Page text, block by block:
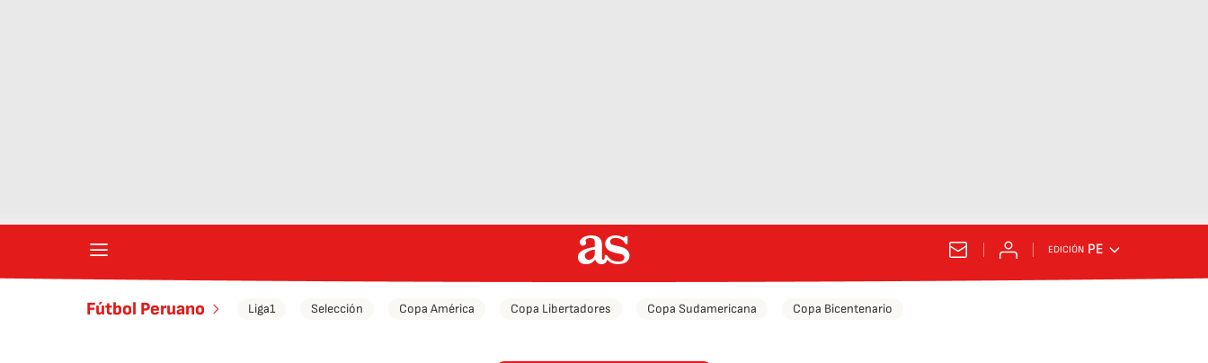
EDICIÓN PE
Fútbol Peruano Liga1 Selección Copa América Copa Libertadores Copa Sudamericana Copa Bicentenario